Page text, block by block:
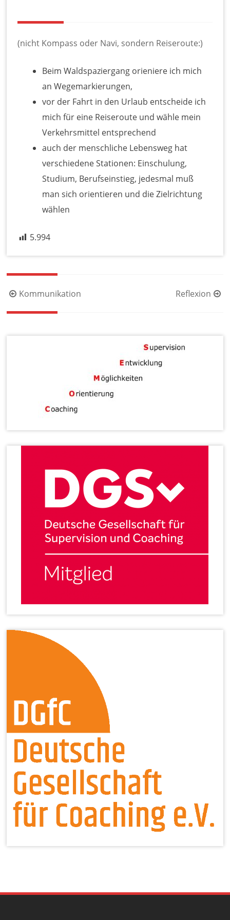
(nicht Kompass oder Navi, sondern Reiseroute:)
Beim Waldspaziergang orieniere ich mich
an Wegemarkierungen,
vor der Fahrt in den Urlaub entscheide ich
mich für eine Reiseroute und wähle mein
Verkehrsmittel entsprechend
auch der menschliche Lebensweg hat
verschiedene Stationen: Einschulung,
Studium, Berufseinstieg, jedesmal muß
man sich orientieren und die Zielrichtung
wählen
5.994
Beitragsnavigation
Kommunikation Reflexion